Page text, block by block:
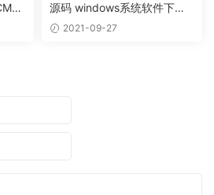
源码 windows系统软件下载
网站织梦模板
2021-09-27